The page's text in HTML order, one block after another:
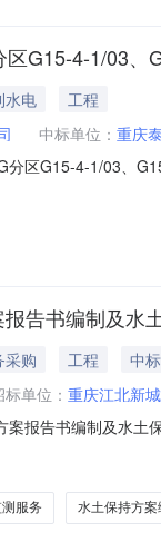
G15-4-1/03
水电
工程
中标单位： 重庆
分区G15-4-1/03、
金额说明:合
告书编制及水
采购 工程
中
标单位： 重庆江北新
报告书编制及水
建设项目规模投资
服务 水土保持方案